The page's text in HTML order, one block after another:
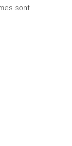
sont